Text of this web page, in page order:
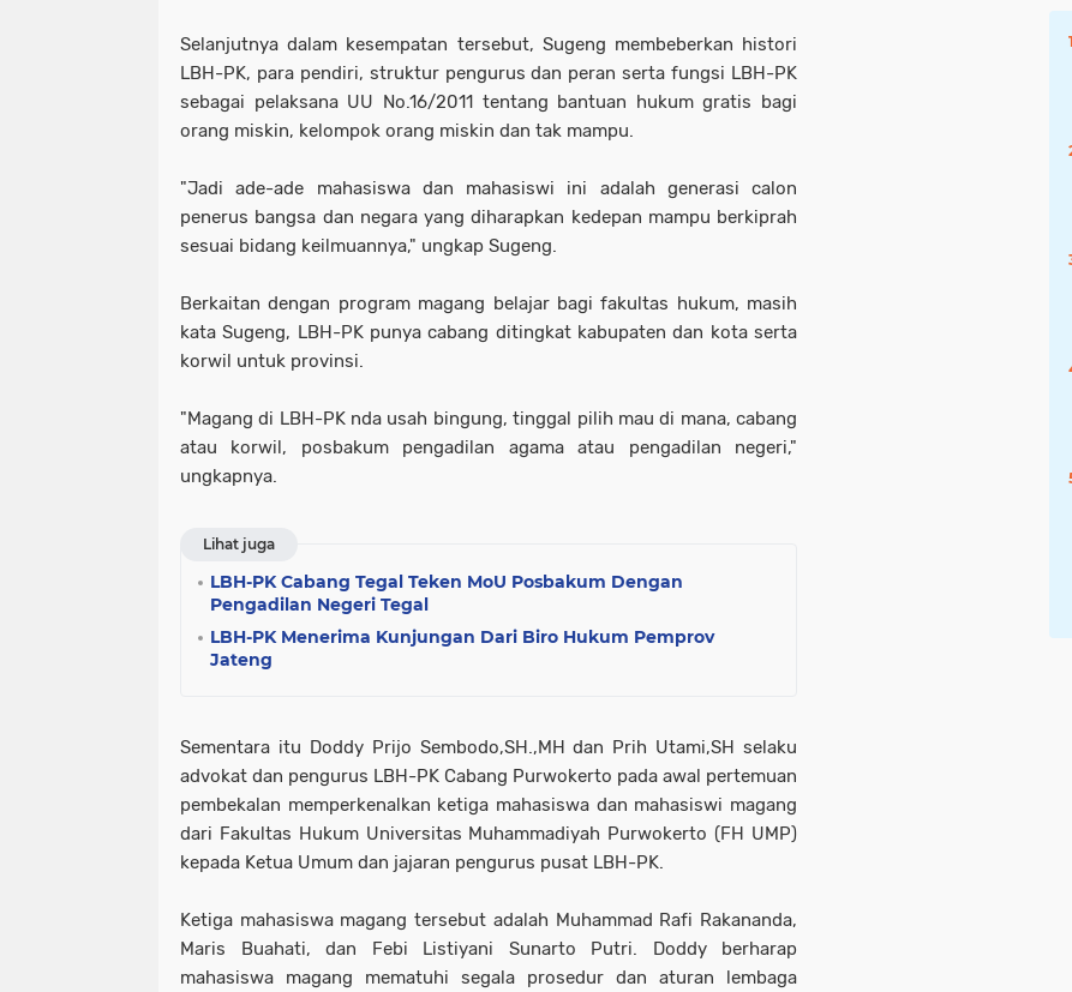
Selanjutnya dalam kesempatan tersebut, Sugeng membeberkan histori
LBH-PK, para pendiri, struktur pengurus dan peran serta fungsi LBH-PK
sebagai pelaksana UU No.16/2011 tentang bantuan hukum gratis bagi
orang miskin, kelompok orang miskin dan tak mampu.
"Jadi ade-ade mahasiswa dan mahasiswi ini adalah generasi calon
penerus bangsa dan negara yang diharapkan kedepan mampu berkiprah
sesuai bidang keilmuannya," ungkap Sugeng.
Berkaitan dengan program magang belajar bagi fakultas hukum, masih
kata Sugeng, LBH-PK punya cabang ditingkat kabupaten dan kota serta
korwil untuk provinsi.
"Magang di LBH-PK nda usah bingung, tinggal pilih mau di mana, cabang
atau korwil, posbakum pengadilan agama atau pengadilan negeri,"
ungkapnya.
Lihat juga
LBH-PK Cabang Tegal Teken MoU Posbakum Dengan
Pengadilan Negeri Tegal
LBH-PK Menerima Kunjungan Dari Biro Hukum Pemprov
Jateng
Sementara itu Doddy Prijo Sembodo,SH.,MH dan Prih Utami,SH selaku
advokat dan pengurus LBH-PK Cabang Purwokerto pada awal pertemuan
pembekalan memperkenalkan ketiga mahasiswa dan mahasiswi magang
dari Fakultas Hukum Universitas Muhammadiyah Purwokerto (FH UMP)
kepada Ketua Umum dan jajaran pengurus pusat LBH-PK.
Ketiga mahasiswa magang tersebut adalah Muhammad Rafi Rakananda,
Maris Buahati, dan Febi Listiyani Sunarto Putri. Doddy berharap
mahasiswa magang mematuhi segala prosedur dan aturan lembaga